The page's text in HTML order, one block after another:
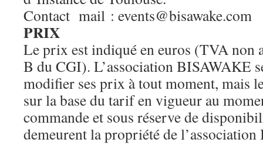
Contact mail : events@bisawake.com
PRIX
Le prix est indiqué en euros (TVA non
B du CGI). L’association BISAWAKE
modifier ses prix à tout moment, mais
sur la base du tarif en vigueur au
commande et sous réserve de
demeurent la propriété de